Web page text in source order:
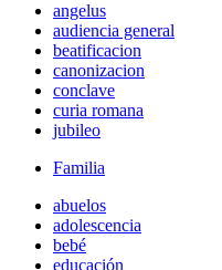
angelus
audiencia general
beatificacion
canonizacion
conclave
curia romana
jubileo
Familia
abuelos
adolescencia
bebé
educación